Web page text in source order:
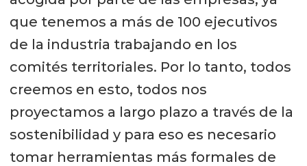
que tenemos a más de 100 ejecutivos
de la industria trabajando en los
comités territoriales. Por lo tanto, todos
creemos en esto, todos nos
proyectamos a largo plazo a través de la
sostenibilidad y para eso es necesario
tomar herramientas más formales de